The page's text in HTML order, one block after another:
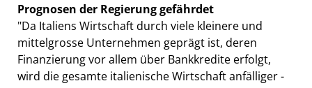
Prognosen der Regierung gefährdet
"Da Italiens Wirtschaft durch viele kleinere und
mittelgrosse Unternehmen geprägt ist, deren
Finanzierung vor allem über Bankkredite erfolgt,
wird die gesamte italienische Wirtschaft anfälliger -